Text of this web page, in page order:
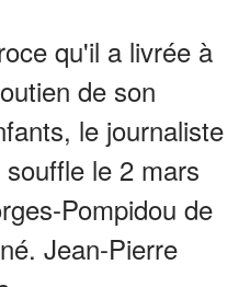
qu'il a livrée à
de son
le journaliste
le 2 mars
Pompidou de
Jean-Pierre